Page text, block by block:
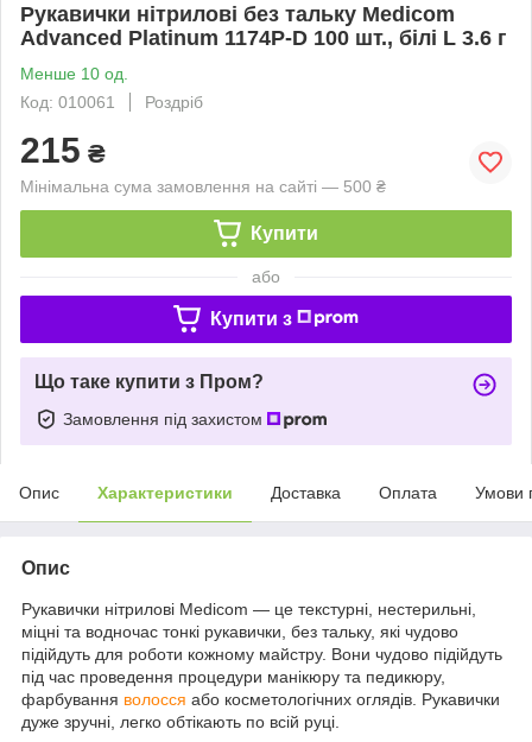
Рукавички нітрилові без тальку Medicom
Advanced Platinum 1174P-D 100 шт., білі L 3.6 г
Менше 10 од.
Код: 010061
Роздріб
215 ₴
Мінімальна сума замовлення на сайті — 500 ₴
Купити
або
Купити з
Що таке купити з Пром?
Замовлення під захистом
Опис Характеристики Доставка Оплата Умови
Опис
Рукавички нітрилові Medicom — це текстурні, нестерильні,
міцні та водночас тонкі рукавички, без тальку, які чудово
підійдуть для роботи кожному майстру. Вони чудово підійдуть
під час проведення процедури манікюру та педикюру,
фарбування волосся або косметологічних оглядів. Рукавички
дуже зручні, легко обтікають по всій руці.